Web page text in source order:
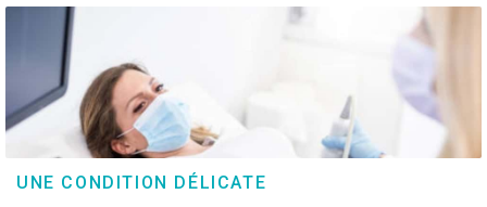
UNE CONDITION DÉLICATE